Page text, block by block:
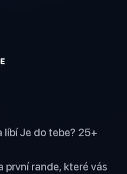
líbí Je do tebe? 25+
rande, které vás